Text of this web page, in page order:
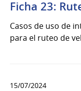
Ficha 23:
Casos de uso de
para el ruteo de
15/07/2024